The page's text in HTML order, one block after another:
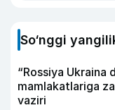
So‘nggi
“Rossiya Ukraina
mamlakatlariga
vaziri